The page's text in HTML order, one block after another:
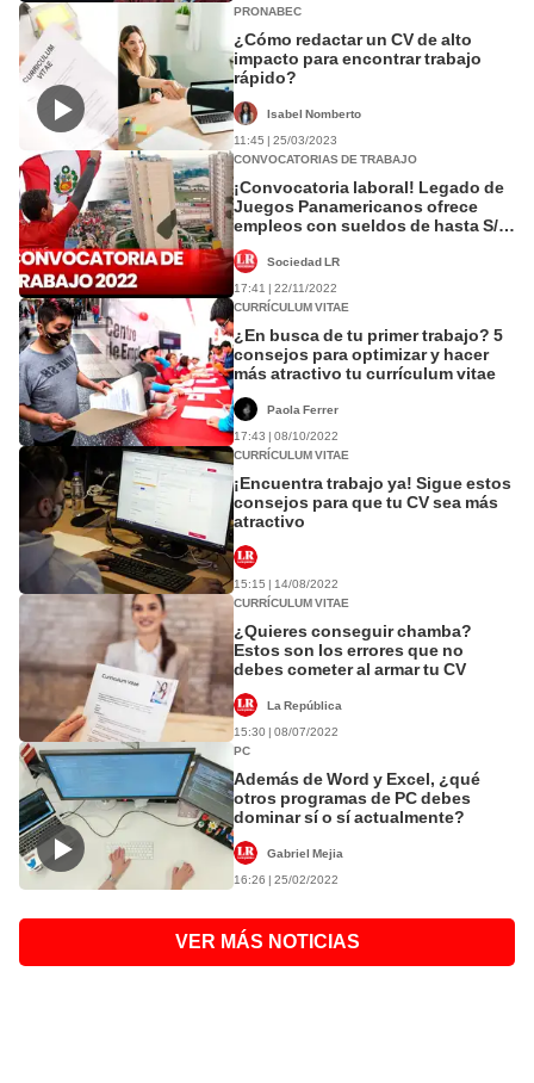
PRONABEC
¿Cómo redactar un CV de alto
impacto para encontrar trabajo
rápido?
Isabel Nomberto
11:45 | 25/03/2023
CONVOCATORIAS DE TRABAJO
¡Convocatoria laboral! Legado de
Juegos Panamericanos ofrece
empleos con sueldos de hasta S/
Sociedad LR
17:41 | 22/11/2022
CURRÍCULUM VITAE
¿En busca de tu primer trabajo? 5
consejos para optimizar y hacer
más atractivo tu currículum vitae
Paola Ferrer
17:43 | 08/10/2022
CURRÍCULUM VITAE
¡Encuentra trabajo ya! Sigue estos
consejos para que tu CV sea más
atractivo
15:15 | 14/08/2022
CURRÍCULUM VITAE
¿Quieres conseguir chamba?
Estos son los errores que no
debes cometer al armar tu CV
La República
15:30 | 08/07/2022
PC
Además de Word y Excel, ¿qué
otros programas de PC debes
dominar sí o sí actualmente?
Gabriel Mejia
16:26 | 25/02/2022
VER MÁS NOTICIAS